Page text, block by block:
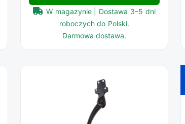
W magazynie | Dostawa 3–5 dni
roboczych do Polski.
Darmowa dostawa.